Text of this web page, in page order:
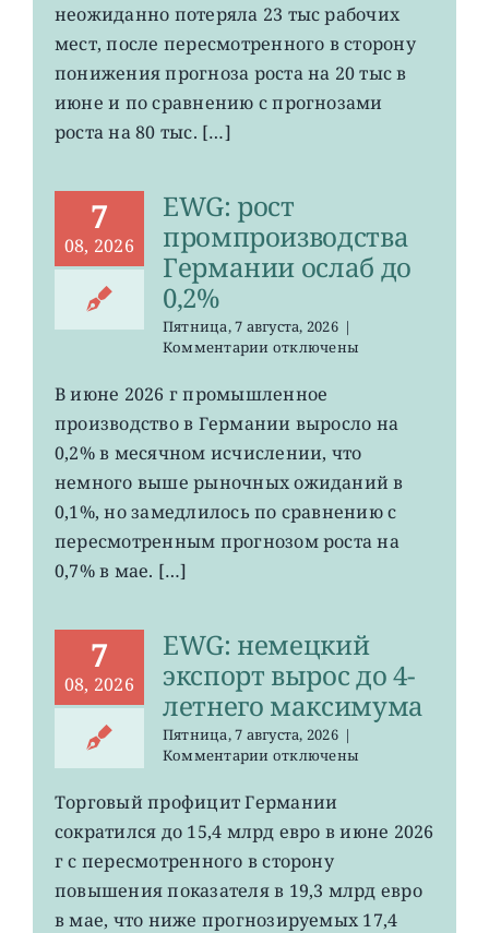
рабочих
мест
США
неожиданно
неожиданно потеряла 23 тыс рабочих
мест, после пересмотренного в сторону
понижения прогноза роста на 20 тыс в
июне и по сравнению с прогнозами
роста на 80 тыс. […]
7
08, 2026
EWG: рост
промпроизводства
Германии ослаб до
0,2%
Пятница, 7 августа, 2026 |
Комментариик
EWG:
рост
промпроизводства
Германии
до
0,2%
отключены
В июне 2026 г промышленное
производство в Германии выросло на
0,2% в месячном исчислении, что
немного выше рыночных ожиданий в
0,1%, но замедлилось по сравнению с
пересмотренным прогнозом роста на
0,7% в мае. […]
7
08, 2026
EWG: немецкий
экспорт вырос до 4-
летнего максимума
Пятница, 7 августа, 2026 |
Комментариик
EWG:
немецкий
экспорт
вырос
4-
летнего
отключены
Торговый профицит Германии
сократился до 15,4 млрд евро в июне 2026
г с пересмотренного в сторону
повышения показателя в 19,3 млрд евро
в мае, что ниже прогнозируемых 17,4